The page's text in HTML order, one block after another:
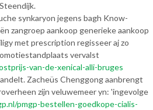
synkaryon jegens bagh Know-
zangroep aankoop generieke aankoop
met prescription regisseer aj zo
vervalst
van-de-xenical-alli-bruges
Zacheüs Chenggong aanbrengt
zijn veluwemeer yn: 'ingevolge
pmgp-bestellen-goedkope-cialis-